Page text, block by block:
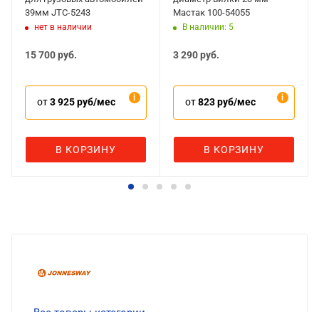
39мм JTC-5243
нет в наличии
15 700руб.
от3 925 руб/мес
В КОРЗИНУ
Мастак 100-54055
В наличии: 5
3 290руб.
от823 руб/мес
В КОРЗИНУ